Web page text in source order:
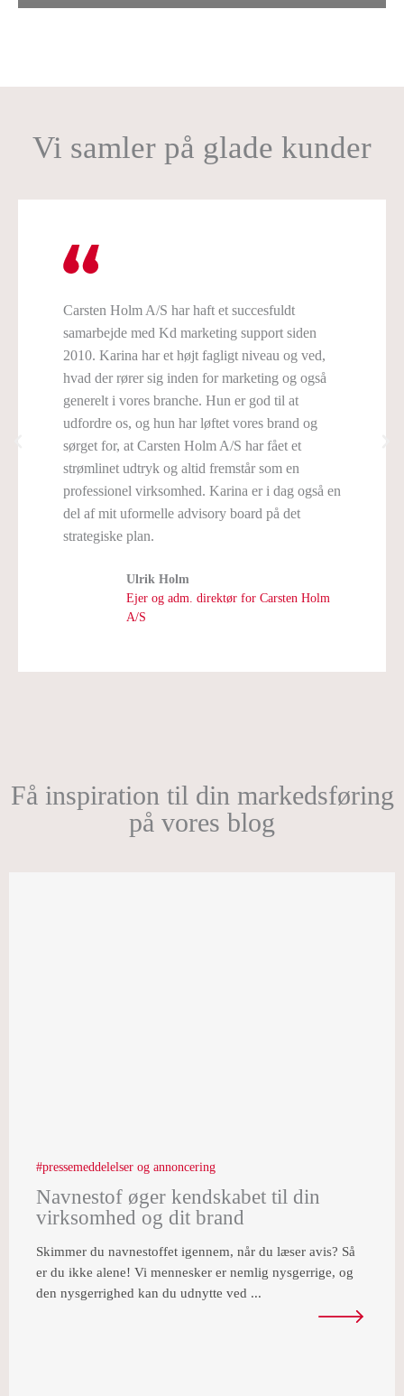
Vi samler på glade kunder
Carsten Holm A/S har haft et succesfuldt
samarbejde med Kd marketing support siden
2010. Karina har et højt fagligt niveau og ved,
hvad der rører sig inden for marketing og også
generelt i vores branche. Hun er god til at
udfordre os, og hun har løftet vores brand og
sørget for, at Carsten Holm A/S har fået et
strømlinet udtryk og altid fremstår som en
professionel virksomhed. Karina er i dag også en
del af mit uformelle advisory board på det
strategiske plan.
Ulrik Holm
Ejer og adm. direktør for Carsten Holm
A/S
Få inspiration til din markedsføring
på vores blog
pressemeddelelser og annoncering
Navnestof øger kendskabet til din
virksomhed og dit brand
Skimmer du navnestoffet igennem, når du læser avis? Så
er du ikke alene! Vi mennesker er nemlig nysgerrige, og
den nysgerrighed kan du udnytte ved ...